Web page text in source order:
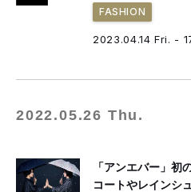
FASHION
2023.04.14 Fri. -
2022.05.26 Thu.
「アンエバー」初
コートやレインシ